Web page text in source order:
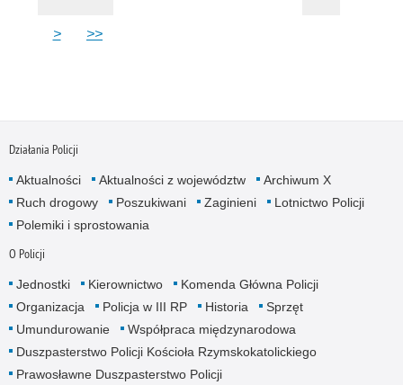
> >>
Działania Policji
Aktualności Aktualności z województw
Archiwum X
Ruch drogowy
Poszukiwani Zaginieni
Lotnictwo Policji
Polemiki i sprostowania
O Policji
Jednostki Kierownictwo
Komenda Główna Policji
Organizacja
Policja w III RP Historia
Sprzęt
Umundurowanie
Współpraca międzynarodowa
Duszpasterstwo Policji Kościoła Rzymskokatolickiego
Prawosławne Duszpasterstwo Policji